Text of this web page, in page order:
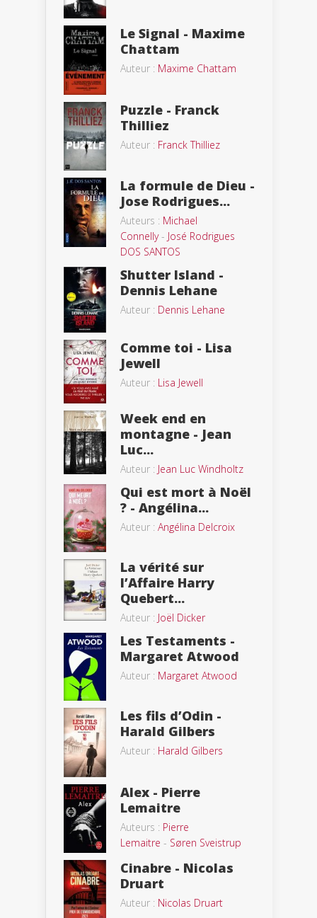
Le Signal - Maxime
Chattam
Auteur : Maxime Chattam
Puzzle - Franck
Thilliez
Auteur : Franck Thilliez
La formule de Dieu -
Jose Rodrigues...
Auteurs : Michael
Connelly- José Rodrigues
DOS SANTOS
Shutter Island -
Dennis Lehane
Auteur : Dennis Lehane
Comme toi - Lisa
Jewell
Auteur : Lisa Jewell
Week end en
montagne - Jean
Luc...
Auteur : Jean Luc Windholtz
Qui est mort à Noël
? - Angélina...
Auteur : Angélina Delcroix
La vérité sur
l’Affaire Harry
Quebert...
Auteur : Joël Dicker
Les Testaments -
Margaret Atwood
Auteur : Margaret Atwood
Les fils d’Odin -
Harald Gilbers
Auteur : Harald Gilbers
Alex - Pierre
Lemaitre
Auteurs : Pierre
Lemaitre - Søren Sveistrup
Cinabre - Nicolas
Druart
Auteur : Nicolas Druart